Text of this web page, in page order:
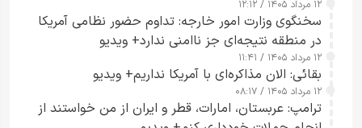
۱۲ مرداد ۱۴۰۵ / ۱۲:۱۲
سخنگوی وزارت امور خارجه: تداوم حضور نظامی آمریکا
در منطقه نتیجه‌ای جز ناامنی ندارد+ ویدیو
۱۲ مرداد ۱۴۰۵ / ۱۱:۴۱
بقائی: الان مذاکره‌ای با آمریکا نداریم+ ویدیو
۱۲ مرداد ۱۴۰۵ / ۰۸:۱۷
ترامپ: عربستان، امارات، قطر و ایران از من خواستند از